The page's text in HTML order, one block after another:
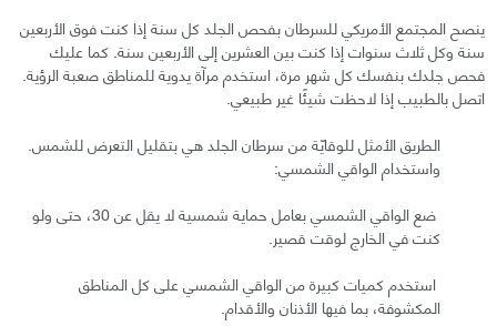
ينصح المجتمع الأمريكي للسرطان بفحص الجلد كل سنة إذا كنت فوق الأربعين
سنة وكل ثلاث سنوات إذا كنت بين العشرين إلى الأربعين سنة. كما عليك
فحص جلدك بنفسك كل شهر مرة، استخدم مرآة يدوية للمناطق صعبة الرؤية.
اتصل بالطبيب إذا لاحظت شيئًا غير طبيعي.
الطريق الأمثل للوقايّة من سرطان الجلد هي بتقليل التعرض للشمس.
واستخدام الواقي الشمسي:
ضع الواقي الشمسي بعامل حماية شمسية لا يقل عن 30، حتى ولو
كنت في الخارج لوقت قصير.
استخدم كميات كبيرة من الواقي الشمسي على كل المناطق
المكشوفة، بما فيها الأذنان والأقدام.